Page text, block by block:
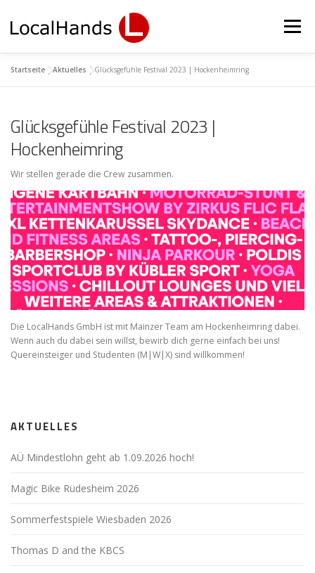
Inhalt
springen
Menü
SCHULUNG LOGIN
Startseite |Aktuelles |Glücksgefühle Festival 2023 | Hockenheimring
Glücksgefühle Festival 2023 |
Hockenheimring
Wir stellen gerade die Crew zusammen.
Die LocalHands GmbH ist mit Mainzer Team am Hockenheimring dabei.
Wenn auch du dabei sein willst, bewirb dich gerne einfach bei uns!
Quereinsteiger und Studenten (M|W|X) sind willkommen!
AKTUELLES
AÜ Mindestlohn geht ab 1.09.2026 hoch!
Magic Bike Rüdesheim 2026
Sommerfestspiele Wiesbaden 2026
Thomas D and the KBCS